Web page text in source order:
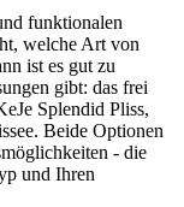
funktionalen
welche Art von
ist es gut zu
gibt: das frei
Splendid Pliss,
Beide Optionen
- die
und Ihren